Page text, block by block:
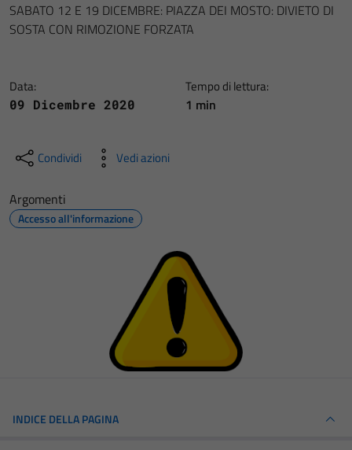
SABATO 12 E 19 DICEMBRE: PIAZZA DEI MOSTO: DIVIETO DI
SOSTA CON RIMOZIONE FORZATA
Data:
09 Dicembre 2020
Tempo di lettura:
1 min
Condividi Vedi azioni
Argomenti
Accesso all'informazione
INDICE DELLA PAGINA